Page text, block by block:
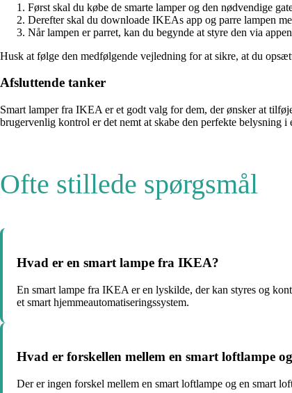
Først skal du købe de smarte lamper og den nødvendige
Derefter skal du downloade IKEAs app og parre lampen
Når lampen er parret, kan du begynde at styre den via
Husk at følge den medfølgende vejledning for at sikre, at du
Afsluttende tanker
Smart lamper fra IKEA er et godt valg for dem, der ønsker at
brugervenlig kontrol er det nemt at skabe den perfekte
Ofte stillede spørgsmål
Hvad er en smart lampe fra IKEA?
En smart lampe fra IKEA er en lyskilde, der kan styres og
et smart hjemmeautomatiseringssystem.
Hvad er forskellen mellem en smart loftlampe
Der er ingen forskel mellem en smart loftlampe og en smart